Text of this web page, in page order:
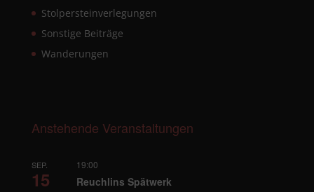
Stolpersteinverlegungen
Sonstige Beiträge
Wanderungen
Anstehende Veranstaltungen
SEP.
15
19:00
Reuchlins Spätwerk